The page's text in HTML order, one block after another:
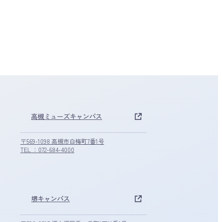
高槻ミューズキャンパス
〒569-1098 高槻市白梅町7番1号
TEL ：072-684-4000
堺キャンパス